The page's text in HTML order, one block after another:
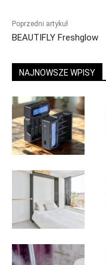
Poprzedni artykuł
BEAUTIFLY Freshglow
NAJNOWSZE WPISY